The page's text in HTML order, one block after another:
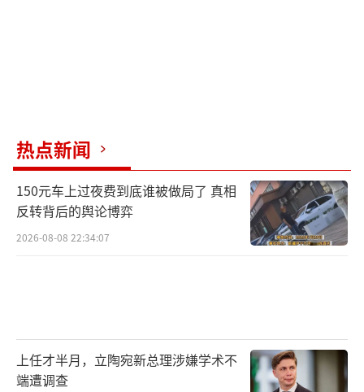
热点新闻
150元车上过夜费到底谁被做局了 真相
反转背后的舆论博弈
2026-08-08 22:34:07
上任才半月，立陶宛新总理涉嫌学术不
端遭调查